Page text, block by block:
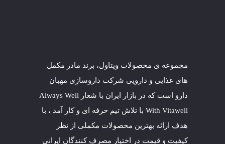
مجموعه ی محصولات ویتاول، برند مادر مکمل
های غذایی و دارویی شرکت داروسازی مهبان
دارو است که در بازار ایران با شعار Always Well
With Vitawell با تلاش تیم حرفه ای و کار آمد ، با
هدف ارائه بهترین محصولات مکملی از نظر
کیفیت و قیمت در اختیار مصرف کنندگان ایرانی